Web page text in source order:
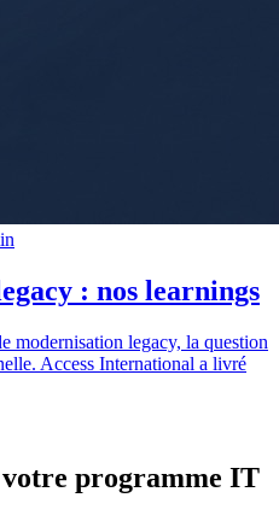
: nos learnings
modernisation legacy, la question
Access International a livré
programme IT